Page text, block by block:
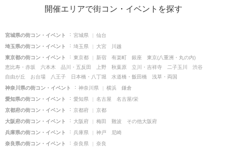
開催エリアで街コン・イベントを探す
宮城県の街コン・イベント 宮城県
仙台
埼玉県の街コン・イベント
埼玉県 大宮
川越
東京都の街コン・イベント
東京都 新宿 有楽町 銀座
東京(八重洲・丸の内)
恵比寿・赤坂
六本木 品川・五反田 上野 秋葉原 立川・吉祥寺 二子玉川
渋谷
自由が丘
お台場 八王子 日本橋・八丁堀 水道橋・飯田橋
浅草・両国
神奈川県の街コン・イベント
神奈川県 横浜
鎌倉
愛知県の街コン・イベント
愛知県 名古屋
名古屋/栄
京都府の街コン・イベント
京都府
京都
大阪府の街コン・イベント
大阪府 梅田 難波
その他大阪府
兵庫県の街コン・イベント
兵庫県 神戸
尼崎
奈良県の街コン・イベント
奈良県 奈良